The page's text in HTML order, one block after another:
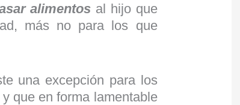
alimentos al hijo que
más no para los que
una excepción para los
que en forma lamentable